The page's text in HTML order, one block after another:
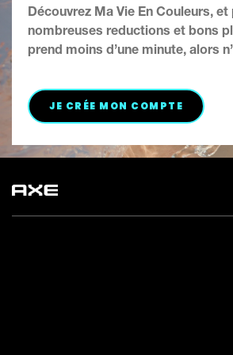
notes.
Découvrez Ma Vie En Couleurs,
nombreuses reductions et bons
prend moins d’une minute, alors
JE CRÉE MON COMPTE BONS